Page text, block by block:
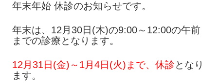
年末年始 休診のお知らせです。
年末は、12月30日(木)の9:00～12:00の午前
までの診療となります。
12月31日(金)～1月4日(火)まで、休診となり
ます。